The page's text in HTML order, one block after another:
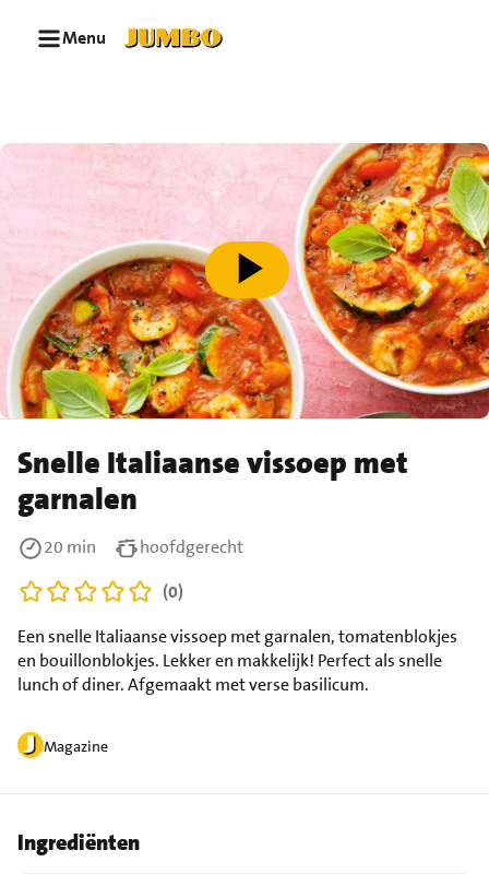
Menu
speel video af
Snelle Italiaanse vissoep met
garnalen
Magazine
Een snelle Italiaanse vissoep met garnalen, tomatenblokjes
en bouillonblokjes. Lekker en makkelijk! Perfect als snelle
lunch of diner. Afgemaakt met verse basilicum.
20 min
hoofdgerecht
(0)
Ingrediënten